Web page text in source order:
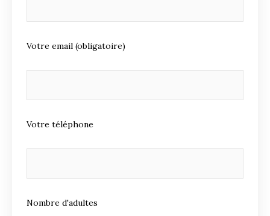
Votre email (obligatoire)
Votre téléphone
Nombre d'adultes